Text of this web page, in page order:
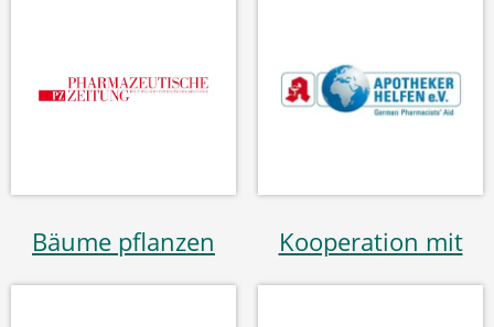
Bäume pflanzen Kooperation mit